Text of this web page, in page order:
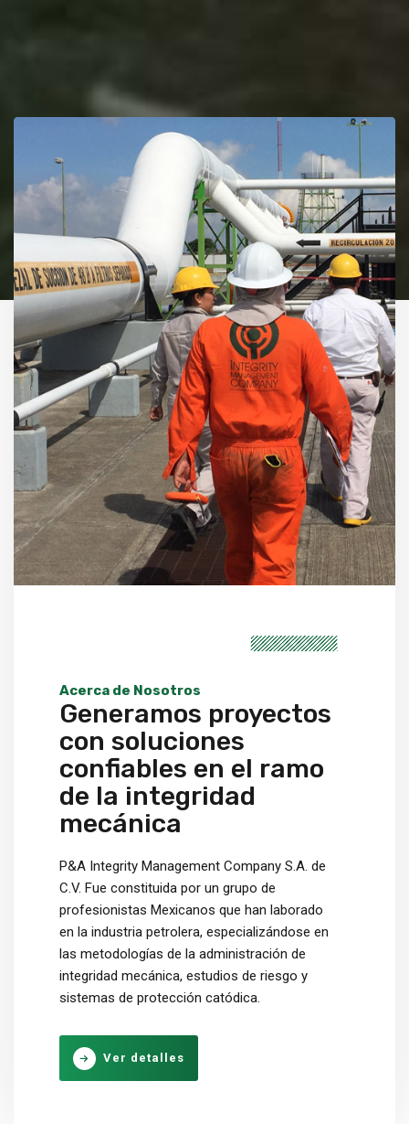
Acerca de Nosotros
Generamos proyectos
con soluciones
confiables en el ramo
de la integridad
mecánica
P&A Integrity Management Company S.A. de
C.V. Fue constituida por un grupo de
profesionistas Mexicanos que han laborado
en la industria petrolera, especializándose en
las metodologías de la administración de
integridad mecánica, estudios de riesgo y
sistemas de protección catódica.
Ver detalles